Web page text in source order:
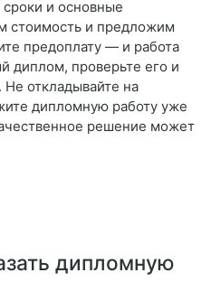
и основные
стоимость и предложим
предоплату — и работа
диплом, проверьте его и
Не откладывайте на
дипломную работу уже
решение может
дипломную